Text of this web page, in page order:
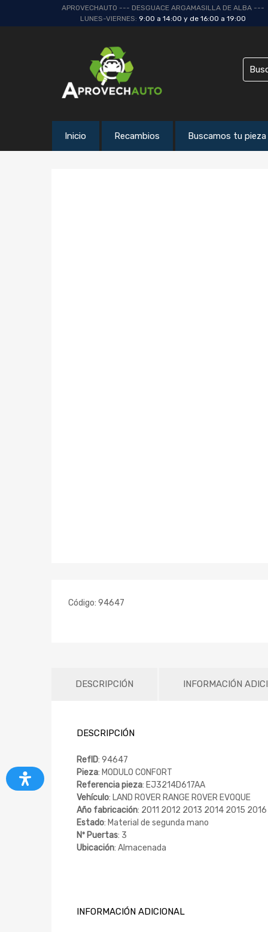
APROVECHAUTO --- DESGUACE ARGAMASILLA DE ALBA ---
LUNES-VIERNES: 9:00 a 14:00 y de 16:00 a 19:00
Inicio Recambios Buscamos tu pieza
Código: 94647
DESCRIPCIÓN INFORMACIÓN
DESCRIPCIÓN
RefID: 94647
Pieza: MODULO CONFORT
Referencia pieza: EJ3214D617AA
Vehículo: LAND ROVER RANGE ROVER EVOQUE
Año fabricación: 2011 2012 2013 2014 2015
Estado: Material de segunda mano
Nº Puertas: 3
Ubicación: Almacenada
INFORMACIÓN ADICIONAL